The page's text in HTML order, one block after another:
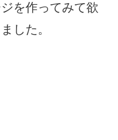
を作ってみて欲
した。